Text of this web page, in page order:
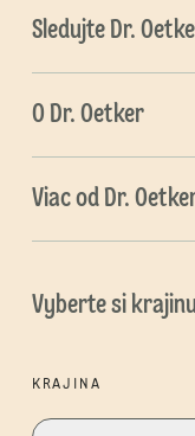
Sledujte Dr.
O Dr. Oetker
Viac od Dr.
Vyberte si
KRAJINA